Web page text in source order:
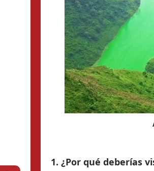
1. ¿Por qué deberías